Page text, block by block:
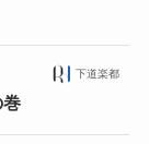
下道楽都